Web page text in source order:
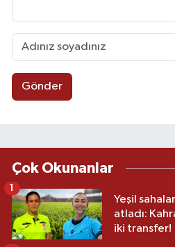
Gönder
Çok Okunanlar
Yeşil
atladı:
iki transfer!
1